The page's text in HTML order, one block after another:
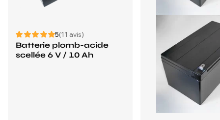
5(11 avis)
Batterie plomb-acide
scellée 6 V / 10 Ah